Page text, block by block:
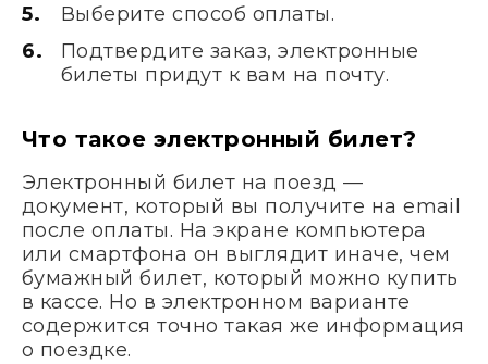
Выберите способ оплаты.
Подтвердите заказ, электронные
билеты придут к вам на почту.
Что такое электронный билет?
Электронный билет на поезд —
документ, который вы получите на email
после оплаты. На экране компьютера
или смартфона он выглядит иначе, чем
бумажный билет, который можно купить
в кассе. Но в электронном варианте
содержится точно такая же информация
о поездке.